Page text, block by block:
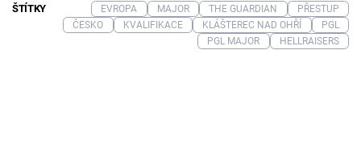
ŠTÍTKY EVROPA MAJOR THE GUARDIAN
PŘESTUP
ČESKO
KVALIFIKACE KLÁŠTEREC NAD OHŘÍ
PGL
PGL MAJOR
HELLRAISERS